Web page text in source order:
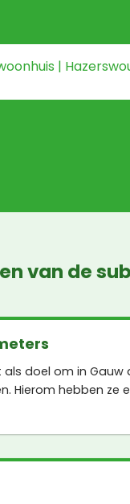
|
van de
doel om in
Hierom hebben ze